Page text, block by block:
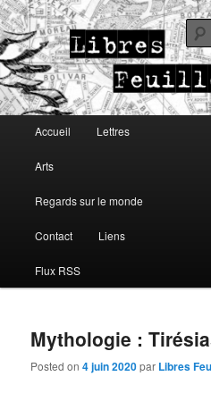
Libres Feuillets
Lettres, arts, regards sur le monde
Aller au contenu principal
Aller au contenu secondaire
Accueil Lettres
Arts
Regards sur le monde
Contact Liens
Flux RSS
Mythologie :
Posted on4 juin 2020par Libres